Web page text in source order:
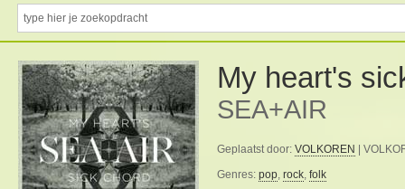
My heart's
SEA+AIR
Geplaatst door: VOLKOREN
|
Genres: pop, rock, folk